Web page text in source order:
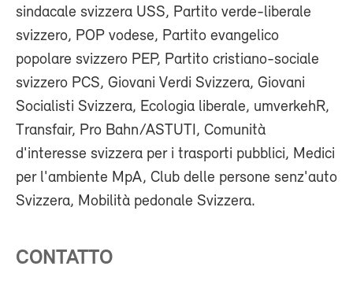
sindacale svizzera USS, Partito verde-liberale
svizzero, POP vodese, Partito evangelico
popolare svizzero PEP, Partito cristiano-sociale
svizzero PCS, Giovani Verdi Svizzera, Giovani
Socialisti Svizzera, Ecologia liberale, umverkehR,
Transfair, Pro Bahn/ASTUTI, Comunità
d'interesse svizzera per i trasporti pubblici, Medici
per l'ambiente MpA, Club delle persone senz'auto
Svizzera, Mobilità pedonale Svizzera.
CONTATTO